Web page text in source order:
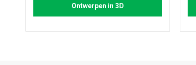
Ontwerpen in 3D